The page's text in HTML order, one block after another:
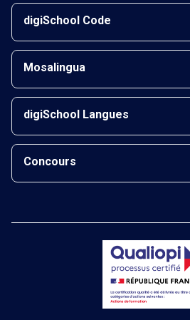
digiSchool Code
Mosalingua
digiSchool Langues
Concours